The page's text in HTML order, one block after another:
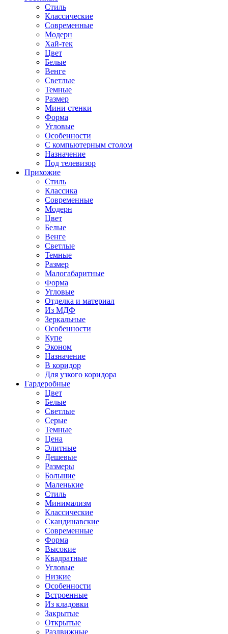
Стиль
Классические
Современные
Модерн
Хай-тек
Цвет
Белые
Венге
Светлые
Темные
Размер
Мини стенки
Форма
Угловые
Особенности
С компьютерным столом
Назначение
Под телевизор
Прихожие
Стиль
Классика
Современные
Модерн
Цвет
Белые
Венге
Светлые
Темные
Размер
Малогабаритные
Форма
Угловые
Отделка и материал
Из МДФ
Зеркальные
Особенности
Купе
Эконом
Назначение
В коридор
Для узкого коридора
Гардеробные
Цвет
Белые
Светлые
Серые
Темные
Цена
Элитные
Дешевые
Размеры
Большие
Маленькие
Стиль
Минимализм
Классические
Скандинавские
Современные
Форма
Высокие
Квадратные
Угловые
Низкие
Особенности
Встроенные
Из кладовки
Закрытые
Открытые
Раздвижные